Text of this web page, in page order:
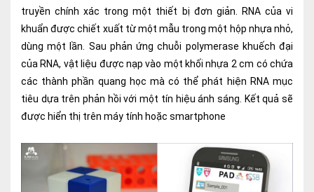
truyền chính xác trong một thiết bị đơn giản. RNA của vi
khuẩn được chiết xuất từ ​​một mẫu trong một hộp nhựa nhỏ,
dùng một lần. Sau phản ứng chuỗi polymerase khuếch đại
của RNA, vật liệu được nạp vào một khối nhựa 2 cm có chứa
các thành phần quang học mà có thể phát hiện RNA mục
tiêu dựa trên phản hồi với một tín hiệu ánh sáng. Kết quả sẽ
được hiển thị trên máy tính hoặc smartphone